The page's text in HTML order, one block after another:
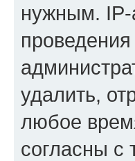
нужным. IP-
удалить,
любое
согласны с